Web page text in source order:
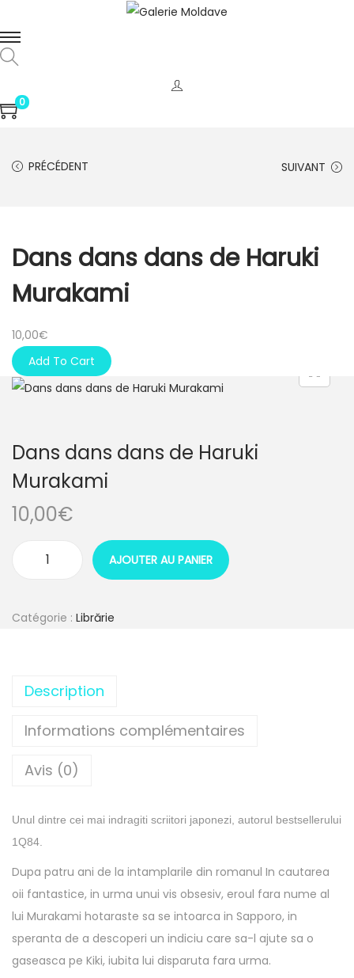
0
PRÉCÉDENT SUIVANT
Dans dans dans de Haruki
Murakami
10,00€
Add To Cart
Dans dans dans de Haruki
Murakami
10,00€
a
é
e
d
a
n
s
d
AJOUTER AU PANIER
Catégorie : Librărie
Description
Informations complémentaires
Avis (0)
Unul dintre cei mai indragiti scriitori japonezi, autorul bestsellerului
1Q84.
Dupa patru ani de la intamplarile din romanul In cautarea
oii fantastice, in urma unui vis obsesiv, eroul fara nume al
lui Murakami hotaraste sa se intoarca in Sapporo, in
speranta de a descoperi un indiciu care sa-l ajute sa o
gaseasca pe Kiki, iubita lui disparuta fara urma.